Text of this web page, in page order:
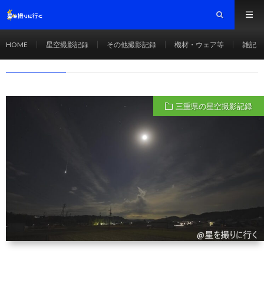
HOME 星空撮影記録 その他撮影記録 機材・ウェア等 雑記
HOME
三重県の星空撮影記録